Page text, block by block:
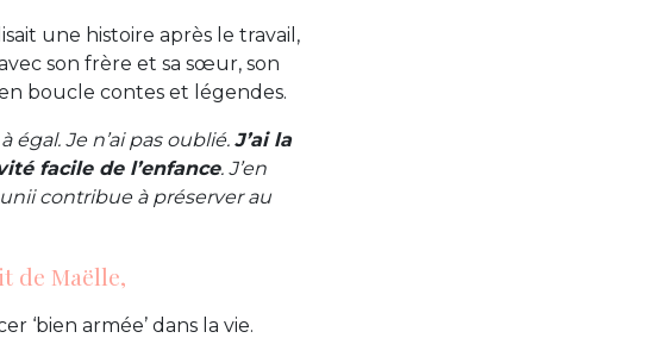
une histoire après le travail,
son frère et sa sœur, son
boucle contes et légendes.
égal. Je n’ai pas oublié. J’ai la
facile de l’enfance. J’en
contribue à préserver au
de Maëlle,
‘bien armée’ dans la vie.